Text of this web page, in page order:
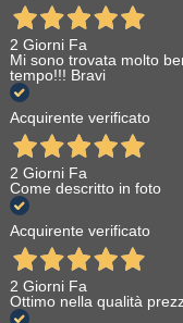
2 Giorni Fa
Mi sono trovata molto
tempo!!! Bravi
Acquirente verificato
2 Giorni Fa
Come descritto in foto
Acquirente verificato
2 Giorni Fa
Ottimo nella qualità